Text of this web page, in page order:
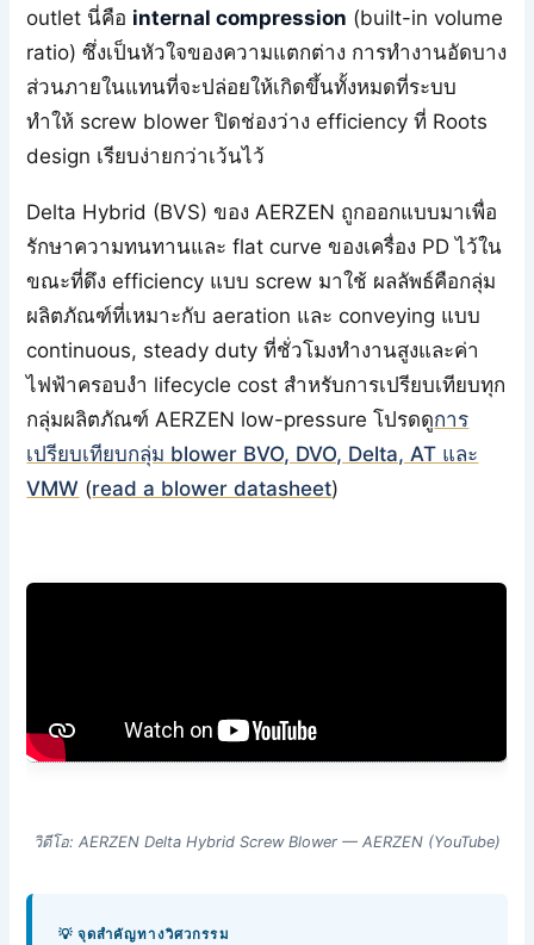
outlet นี่คือ internal compression (built-in volume
ratio) ซึ่งเป็นหัวใจของความแตกต่าง การทำงานอัดบาง
ส่วนภายในแทนที่จะปล่อยให้เกิดขึ้นทั้งหมดที่ระบบ
ทำให้ screw blower ปิดช่องว่าง efficiency ที่ Roots
design เรียบง่ายกว่าเว้นไว้
Delta Hybrid (BVS) ของ AERZEN ถูกออกแบบมาเพื่อ
รักษาความทนทานและ flat curve ของเครื่อง PD ไว้ใน
ขณะที่ดึง efficiency แบบ screw มาใช้ ผลลัพธ์คือกลุ่ม
ผลิตภัณฑ์ที่เหมาะกับ aeration และ conveying แบบ
continuous, steady duty ที่ชั่วโมงทำงานสูงและค่า
ไฟฟ้าครอบงำ lifecycle cost สำหรับการเปรียบเทียบทุก
กลุ่มผลิตภัณฑ์ AERZEN low-pressure โปรดดูการ
เปรียบเทียบกลุ่ม blower BVO, DVO, Delta, AT และ
VMW (read a blower datasheet)
วิดีโอ: AERZEN Delta Hybrid Screw Blower — AERZEN (YouTube)
💡 จุดสำคัญทางวิศวกรรม